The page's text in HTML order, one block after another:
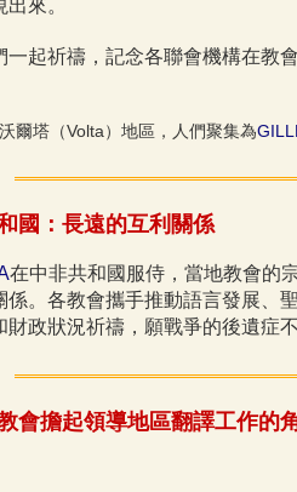
來。
一起祈禱，記念各聯會機構在教
爾塔（Volta）地區，人們聚集為
國：長遠的互利關係
在中非共和國服侍，當地教會的
係。各教會攜手推動語言發展、
財政狀況祈禱，願戰爭的後遺症
會擔起領導地區翻譯工作的